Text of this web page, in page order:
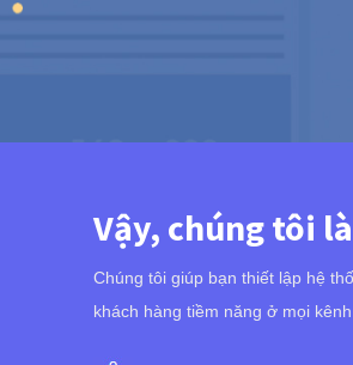
Vậy, chúng tôi
Chúng tôi giúp bạn thiết lập hệ
khách hàng tiềm năng ở mọi